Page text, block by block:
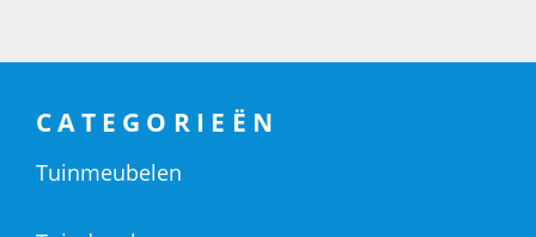
CATEGORIEËN
Tuinmeubelen